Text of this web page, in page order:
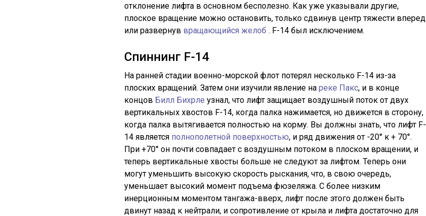
отклонение лифта в основном бесполезно. Как уже указывали другие,
плоское вращение можно остановить, только сдвинув центр тяжести вперед
или развернув вращающийся желоб . F-14 был исключением.
Спиннинг F-14
На ранней стадии военно-морской флот потерял несколько F-14 из-за
плоских вращений. Затем они изучили явление на реке Пакс, и в конце
концов Билл Бихрле узнал, что лифт защищает воздушный поток от двух
вертикальных хвостов F-14, когда палка нажимается, но движется в сторону,
когда палка вытягивается полностью на корму. Вы должны знать, что лифт F-
14 является полнополетной поверхностью, и ряд движения от -20° к + 70°.
При +70° он почти совпадает с воздушным потоком в плоском вращении, и
теперь вертикальные хвосты больше не следуют за лифтом. Теперь они
могут уменьшить высокую скорость рыскания, что, в свою очередь,
уменьшает высокий момент подъема фюзеляжа. С более низким
инерционным моментом тангажа-вверх, лифт после этого должен быть
двинут назад к нейтрали, и сопротивление от крыла и лифта достаточно для